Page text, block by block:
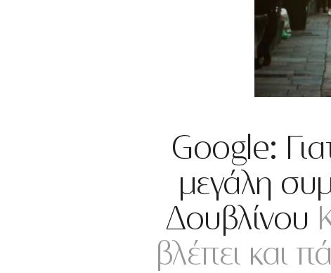
Google:
μεγάλη
Δουβλίνου
βλέπει και